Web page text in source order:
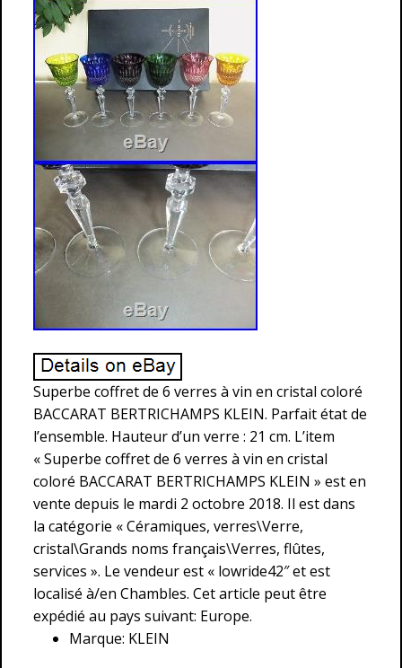
Superbe coffret de 6 verres à vin en cristal coloré
BACCARAT BERTRICHAMPS KLEIN. Parfait état de
l’ensemble. Hauteur d’un verre : 21 cm. L’item
« Superbe coffret de 6 verres à vin en cristal
coloré BACCARAT BERTRICHAMPS KLEIN » est en
vente depuis le mardi 2 octobre 2018. Il est dans
la catégorie « Céramiques, verres\Verre,
cristal\Grands noms français\Verres, flûtes,
services ». Le vendeur est « lowride42″ et est
localisé à/en Chambles. Cet article peut être
expédié au pays suivant: Europe.
Marque: KLEIN